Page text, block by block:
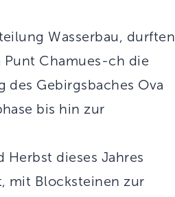
Wasserbau, durften
Punt Chamues-ch die
Gebirgsbaches Ova
bis hin zur
dieses Jahres
mit Blocksteinen zur